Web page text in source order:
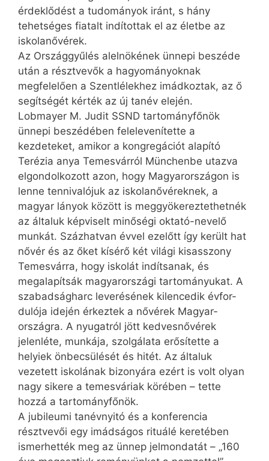
érdeklődést a tudományok iránt, s hány
tehetséges fiatalt indítottak el az életbe az
iskolanővérek.
Az Országgyűlés alelnökének ünnepi beszéde
után a résztvevők a hagyományoknak
megfelelően a Szentlélekhez imádkoztak, az ő
segítségét kérték az új tanév elején.
Lobmayer M. Judit SSND tartományfőnök
ünnepi beszédében felelevenítette a
kezdeteket, amikor a kongregációt alapító
Terézia anya Temesvárról Münchenbe utazva
elgondolkozott azon, hogy Magyarországon is
lenne tennivalójuk az iskolanővéreknek, a
magyar lányok között is meggyökereztethetnék
az általuk képviselt minőségi oktató-nevelő
munkát. Százhatvan évvel ezelőtt így került hat
nővér és az őket kísérő két világi kisasszony
Temesvárra, hogy iskolát indítsanak, és
megalapítsák magyarországi tartományukat. A
szabadságharc leverésének kilencedik évfor-
dulója idején érkeztek a nővérek Magyar­­
országra. A nyugatról jött kedvesnővérek
jelenléte, munkája, szolgálata erősítette a
helyiek önbecsülését és hitét. Az általuk
vezetett iskolának bizonyára ezért is volt olyan
nagy sikere a temesváriak körében – tette
hozzá a tartományfőnök.
A jubileumi tanévnyitó és a konferencia
résztvevői egy imádságos rituálé keretében
ismerhették meg az ünnep jelmondatát – „160